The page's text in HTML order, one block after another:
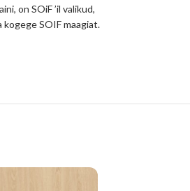
on SOiF ’il valikud,
SOIF maagiat.